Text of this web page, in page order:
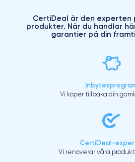
CertiDeal är den experten
produkter. När du handlar
garantier på din
Vi köper tillbaka din
CertiDeal-
Vi renoverar våra